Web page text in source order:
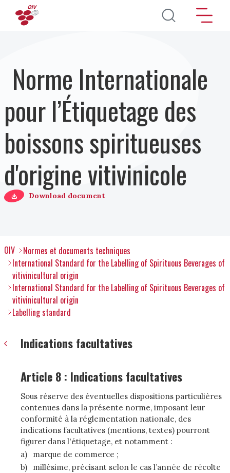
Aller au contenu principal
Norme Internationale
pour l’Étiquetage des
boissons spiritueuses
d'origine vitivinicole
Download document
OIV
Normes et documents techniques
International Standard for the Labelling of Spirituous Beverages of
vitivinicultural origin
International Standard for the Labelling of Spirituous Beverages of
vitivinicultural origin
Labelling standard
Indications facultatives
Article 8 : Indications facultatives
Sous réserve des éventuelles dispositions particulières
contenues dans la présente norme, imposant leur
conformité à la réglementation nationale, des
indications facultatives (mentions, textes) pourront
figurer dans l'étiquetage, et notamment :
a)
marque de commerce ;
b)
millésime, précisant selon le cas l’année de récolte